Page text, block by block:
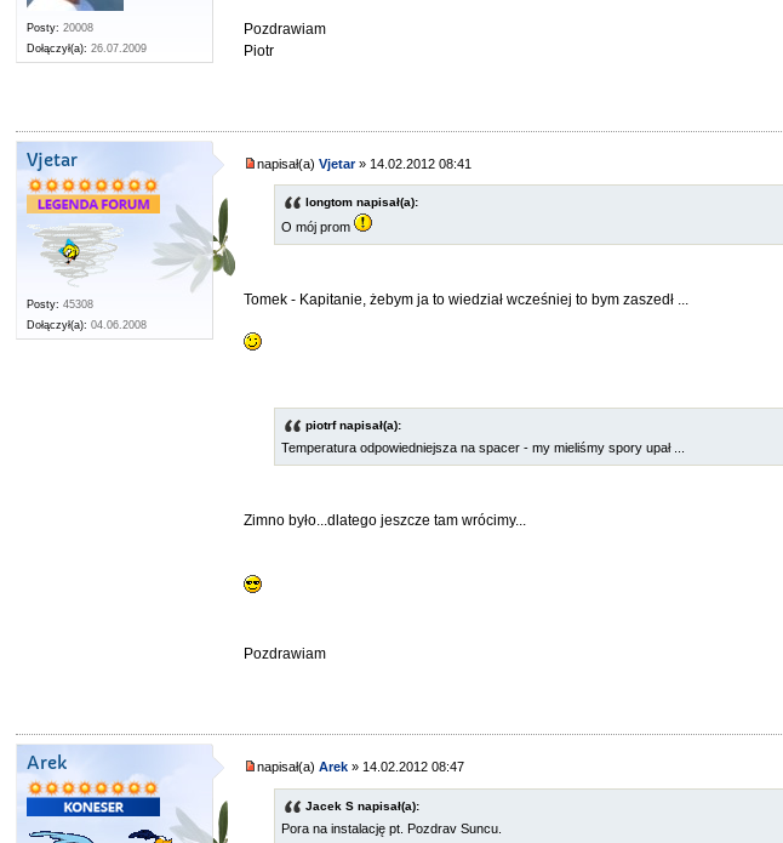
Posty: 20008
Dołączył(a): 26.07.2009
Pozdrawiam
Piotr
Vjetar
Posty: 45308
Dołączył(a): 04.06.2008
napisał(a)Vjetar» 14.02.2012 08:41
longtom napisał(a):
O mój prom
Tomek - Kapitanie, żebym ja to wiedział wcześniej to bym zaszedł ...
piotrf napisał(a):
Temperatura odpowiedniejsza na spacer - my mieliśmy spory upał ...
Zimno było...dlatego jeszcze tam wrócimy...
Pozdrawiam
Arek napisał(a)Arek » 14.02.2012 08:47
Jacek S napisał(a):
Pora na instalację pt. Pozdrav Suncu.